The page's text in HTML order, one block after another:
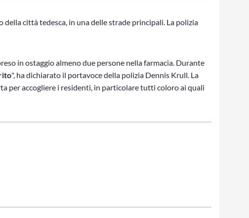
città tedesca, in una delle strade principali. La polizia
in ostaggio almeno due persone nella farmacia. Durante
", ha dichiarato il portavoce della polizia Dennis Krull. La
per accogliere i residenti, in particolare tutti coloro ai quali